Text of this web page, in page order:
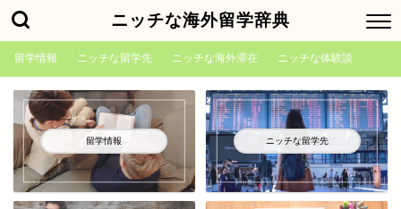
ニッチな海外留学辞典
留学情報 ニッチな留学先 ニッチな海外滞在 ニッチな体験談
留学情報 ニッチな留学先